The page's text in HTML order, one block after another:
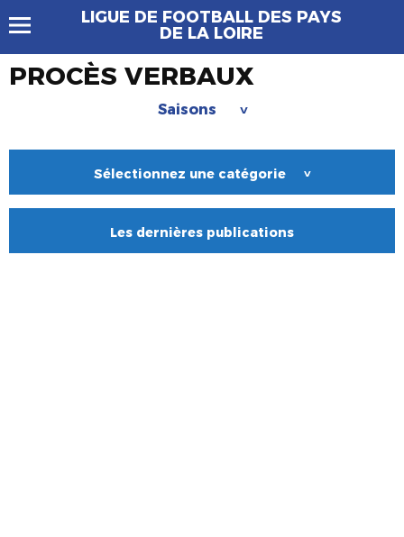
LIGUE DE FOOTBALL DES PAYS
DE LA LOIRE
PROCÈS VERBAUX
Saisons >
Sélectionnez une catégorie >
Les dernières publications